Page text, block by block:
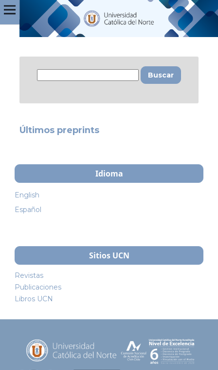
Buscar
Últimos preprints
Idioma
English
Español
Sitios UCN
Revistas
Publicaciones
Libros UCN